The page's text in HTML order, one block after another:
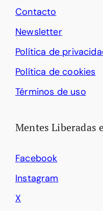
Contacto
Newsletter
Política de
Política de cookies
Términos de uso
Mentes Liberadas
Facebook
Instagram
X